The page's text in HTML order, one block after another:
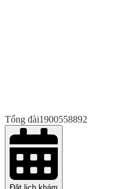
Tổng đài1900558892